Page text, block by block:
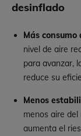
desinflado
Más
nivel de aire
para avanzar,
reduce su
Menos
menos aire
aumenta el